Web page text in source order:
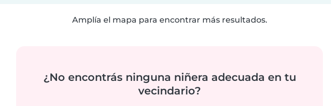
Amplía el mapa para encontrar más resultados.
¿No encontrás ninguna niñera adecuada en tu
vecindario?